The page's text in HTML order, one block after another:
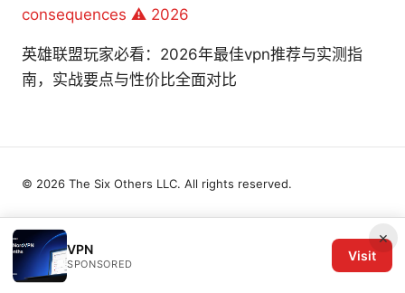
consequences ⚠️ 2026
英雄联盟玩家必看：2026年最佳vpn推荐与实测指
南，实战要点与性价比全面对比
×
VPN
SPONSORED
Visit
© 2026 The Six Others LLC. All rights reserved.